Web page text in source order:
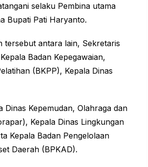
selaku Pembina utama
Bupati Pati Haryanto.
tersebut antara lain, Sekretaris
Badan Kepegawaian,
(BKPP), Kepala Dinas
Dinas Kepemudan, Olahraga dan
Kepala Dinas Lingkungan
Kepala Badan Pengelolaan
Daerah (BPKAD).